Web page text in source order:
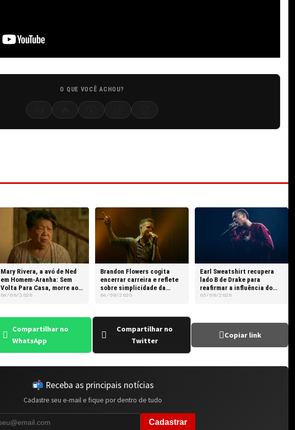
O QUE VOCÊ ACHOU?
Mary Rivera, a avó de Ned
em Homem-Aranha: Sem
Volta Para Casa, morre aos
82 anos
04/08/2026
Brandon Flowers cogita
encerrar carreira e reflete
sobre simplicidade da
rotina do pai
04/08/2026
Earl Sweatshirt recupera
lado B de Drake para
reafirmar a influência do
rapper canadense
03/08/2026
Compartilhar no
WhatsApp
Compartilhar no
Twitter
Copiar link
📬 Receba as principais notícias
Cadastre seu e-mail e fique por dentro de tudo
Cadastrar